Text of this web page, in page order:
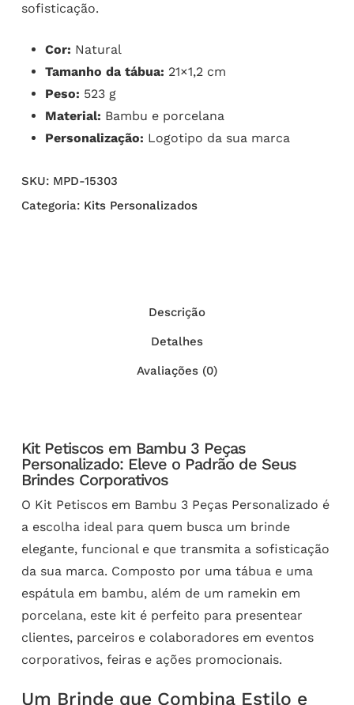
sofisticação.
Cor: Natural
Tamanho da tábua: 21×1,2 cm
Peso: 523 g
Material: Bambu e porcelana
Personalização: Logotipo da sua marca
SKU: MPD-15303
Categoria: Kits Personalizados
Descrição
Detalhes
Avaliações (0)
Kit Petiscos em Bambu 3 Peças
Personalizado: Eleve o Padrão de Seus
Brindes Corporativos
O Kit Petiscos em Bambu 3 Peças Personalizado é
a escolha ideal para quem busca um brinde
elegante, funcional e que transmita a sofisticação
da sua marca. Composto por uma tábua e uma
espátula em bambu, além de um ramekin em
porcelana, este kit é perfeito para presentear
clientes, parceiros e colaboradores em eventos
corporativos, feiras e ações promocionais.
Um Brinde que Combina Estilo e